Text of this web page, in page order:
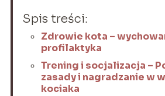
Spis treści:
Zdrowie kota –
profilaktyka
Trening i socjalizacja –
zasady i nagradzanie w
kociaka